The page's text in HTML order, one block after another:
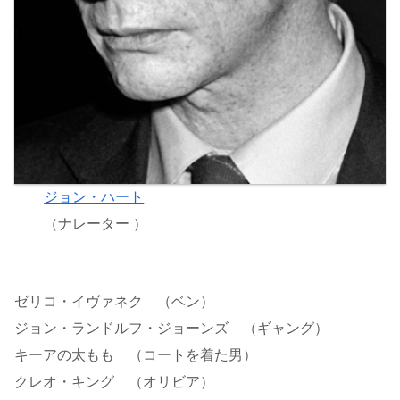
ジョン・ハート
（ナレーター ）
ゼリコ・イヴァネク （ベン）
ジョン・ランドルフ・ジョーンズ （ギャング）
キーアの太もも （コートを着た男）
クレオ・キング （オリビア）